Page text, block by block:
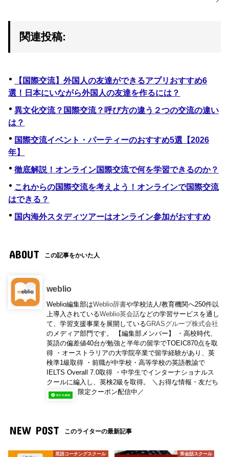
関連投稿:
【国際交流】外国人の友達ができるアプリおすすめ6
選！日本にいながら外国人の友達を作るには？
異文化交流？国際交流？呼び方の違う２つの交流の違い
は？
国際交流イベント・パーティーのおすすめ5選【2026
年】
徹底解説！オンライン国際交流で何を学習できるのか？
これからの国際交流を考えよう！オンラインで国際交流
はできる？
国内海外スタディツアーはオンライン参加がおすすめ
ABOUT この記事をかいた人
weblio
Weblio編集部はWeblio辞書や学校法人/教育機関へ250件以
上導入されているWeblio英会話などの学習サービスを通し
て、学習支援事業を展開しているGRASグループ株式会社
のメディア部門です。 【編集部メンバー】 ・高校時代、
英語の偏差値40台が勉強と半年の留学でTOEIC870点を取
得 ・オーストラリアの大学院卒業で留学経験があり、英
検準1級取得 ・前職が中学校・高等学校の英語教諭で
IELTS Overall 7.0取得 ・中学生でインターナショナルス
クールに編入し、英検2級を取得。 ＼お得な情報・友だち
限定クーポン配信中／
NEW POST このライターの最新記事
英語コーチングスクール 英会話スクール